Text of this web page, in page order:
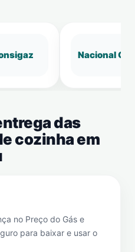
Nacional Gás
das
cozinha em
no Preço do Gás e
para baixar e usar o